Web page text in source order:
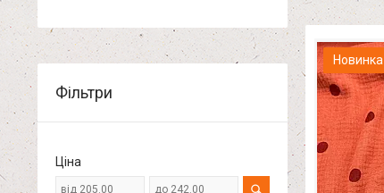
Новинка
Фільтри
Ціна